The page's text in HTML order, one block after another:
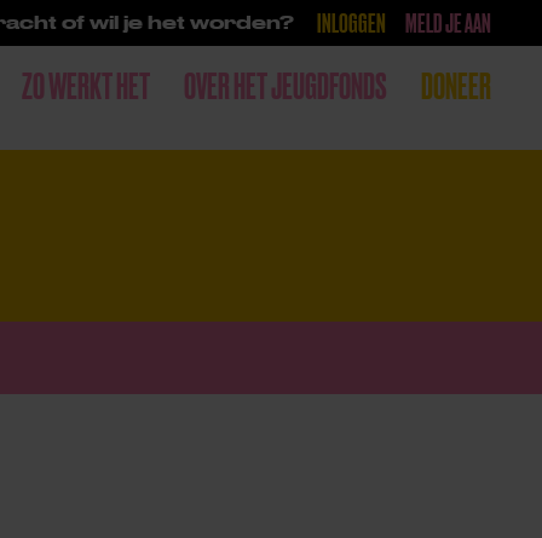
of wil je het worden? INLOGGEN MELD JE AAN
ZO WERKT HET OVER HET JEUGDFONDS DONEER